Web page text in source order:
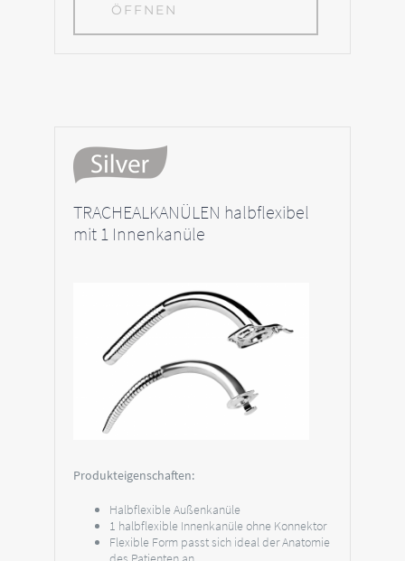
ÖFFNEN
TRACHEALKANÜLEN halbflexibel
mit 1 Innenkanüle
Produkteigenschaften:
Halbflexible Außenkanüle
1 halbflexible Innenkanüle ohne Konnektor
Flexible Form passt sich ideal der Anatomie